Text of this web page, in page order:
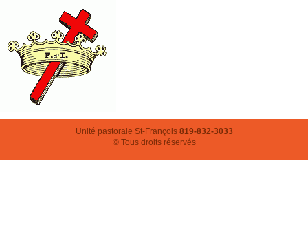
Unité pastorale St-François 819-832-3033
© Tous droits réservés